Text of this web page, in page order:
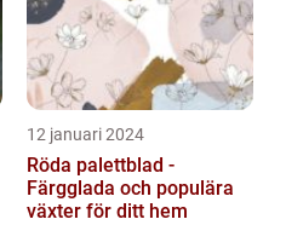
12 januari 2024
Röda palettblad -
Färgglada och populära
växter för ditt hem